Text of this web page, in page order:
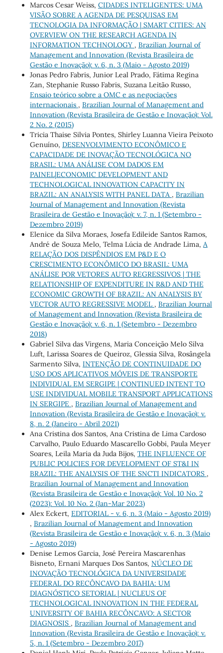
Marcos Cesar Weiss, CIDADES INTELIGENTES: UMA
VISÃO SOBRE A AGENDA DE PESQUISAS EM
TECNOLOGIA DA INFORMAÇÃO | SMART CITIES: AN
OVERVIEW ON THE RESEARCH AGENDA IN
INFORMATION TECHNOLOGY , Brazilian Journal of
Management and Innovation (Revista Brasileira de
Gestão e Inovação): v. 6, n. 3 (Maio - Agosto 2019)
Jonas Pedro Fabris, Junior Leal Prado, Fátima Regina
Zan, Stephanie Russo Fabris, Suzana Leitão Russo,
Ensaio teórico sobre a OMC e as negociações
internacionais , Brazilian Journal of Management and
Innovation (Revista Brasileira de Gestão e Inovação): Vol.
2 No. 2 (2015)
Tricia Thaise Silvia Pontes, Shirley Luanna Vieira Peixoto
Genuíno, DESENVOLVIMENTO ECONÔMICO E
CAPACIDADE DE INOVAÇÃO TECNOLÓGICA NO
BRASIL: UMA ANÁLISE COM DADOS EM
PAINEL|ECONOMIC DEVELOPMENT AND
TECHNOLOGICAL INNOVATION CAPACITY IN
BRAZIL: AN ANALYSIS WITH PANEL DATA , Brazilian
Journal of Management and Innovation (Revista
Brasileira de Gestão e Inovação): v. 7, n. 1 (Setembro -
Dezembro 2019)
Elenice da Silva Moraes, Josefa Edileide Santos Ramos,
André de Souza Melo, Telma Lúcia de Andrade Lima, A
RELAÇÃO DOS DISPÊNDIOS EM P&D E O
CRESCIMENTO ECONÔMICO DO BRASIL: UMA
ANÁLISE POR VETORES AUTO REGRESSIVOS | THE
RELATIONSHIP OF EXPENDITURE IN R&D AND THE
ECONOMIC GROWTH OF BRAZIL: AN ANALYSIS BY
VECTOR AUTO REGRESSIVE MODEL , Brazilian Journal
of Management and Innovation (Revista Brasileira de
Gestão e Inovação): v. 6, n. 1 (Setembro - Dezembro
2018)
Gabriel Silva das Virgens, Maria Conceição Melo Silva
Luft, Larissa Soares de Queiroz, Glessia Silva, Rosângela
Sarmento Silva, INTENÇÃO DE CONTINUIDADE DO
USO DOS APLICATIVOS MÓVEIS DE TRANSPORTE
INDIVIDUAL EM SERGIPE | CONTINUED INTENT TO
USE INDIVIDUAL MOBILE TRANSPORT APPLICATIONS
IN SERGIPE , Brazilian Journal of Management and
Innovation (Revista Brasileira de Gestão e Inovação): v.
8, n. 2 (Janeiro - Abril 2021)
Ana Cristina dos Santos, Ana Cristina de Lima Cardoso
Carvalho, Paulo Eduardo Mascarello Gobbi, Paula Meyer
Soares, Leila Maria da Juda Bijos, THE INFLUENCE OF
PUBLIC POLICIES FOR DEVELOPMENT OF ST&I IN
BRAZIL: THE ANALYSIS OF THE SNCTI INDICATORS ,
Brazilian Journal of Management and Innovation
(Revista Brasileira de Gestão e Inovação): Vol. 10 No. 2
(2023): Vol. 10 No. 2 (Jan-Mar 2023)
Alex Eckert, EDITORIAL - v. 6, n. 3 (Maio - Agosto 2019)
, Brazilian Journal of Management and Innovation
(Revista Brasileira de Gestão e Inovação): v. 6, n. 3 (Maio
- Agosto 2019)
Denise Lemos Garcia, José Pereira Mascarenhas
Bisneto, Ernani Marques Dos Santos, NÚCLEO DE
INOVAÇÃO TECNOLÓGICA DA UNIVERSIDADE
FEDERAL DO RECÔNCAVO DA BAHIA: UM
DIAGNÓSTICO SETORIAL | NUCLEUS OF
TECHNOLOGICAL INNOVATION IN THE FEDERAL
UNIVERSITY OF BAHIA RECÔNCAVO: A SECTOR
DIAGNOSIS , Brazilian Journal of Management and
Innovation (Revista Brasileira de Gestão e Inovação): v.
5, n. 1 (Setembro - Dezembro 2017)